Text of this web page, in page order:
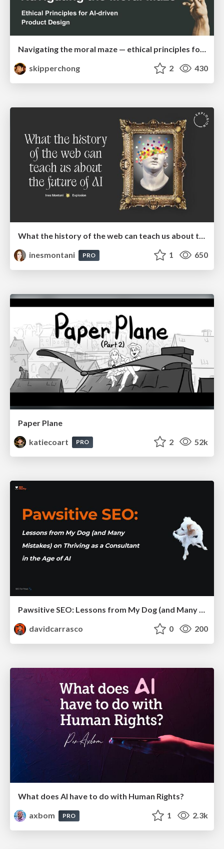
skipperchong
2 430
What the history of the web can teach us about the future of AI
inesmontani
PRO 1 650
Paper Plane
katiecoart
PRO 2 52k
Pawsitive SEO: Lessons from My Dog (and Many Mistakes) on Thriving as a Consultant in the Age of AI
davidcarrasco
0 200
What does AI have to do with Human Rights?
axbom
PRO 1 2.3k